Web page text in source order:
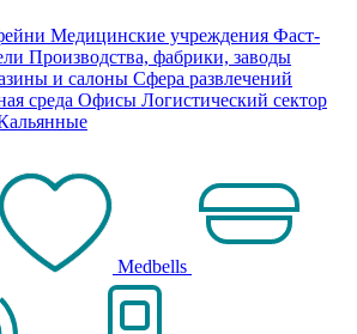
Медицинские учреждения Фаст-
Производства, фабрики, заводы
и салоны Сфера развлечений
среда Офисы Логистический сектор
Medbells